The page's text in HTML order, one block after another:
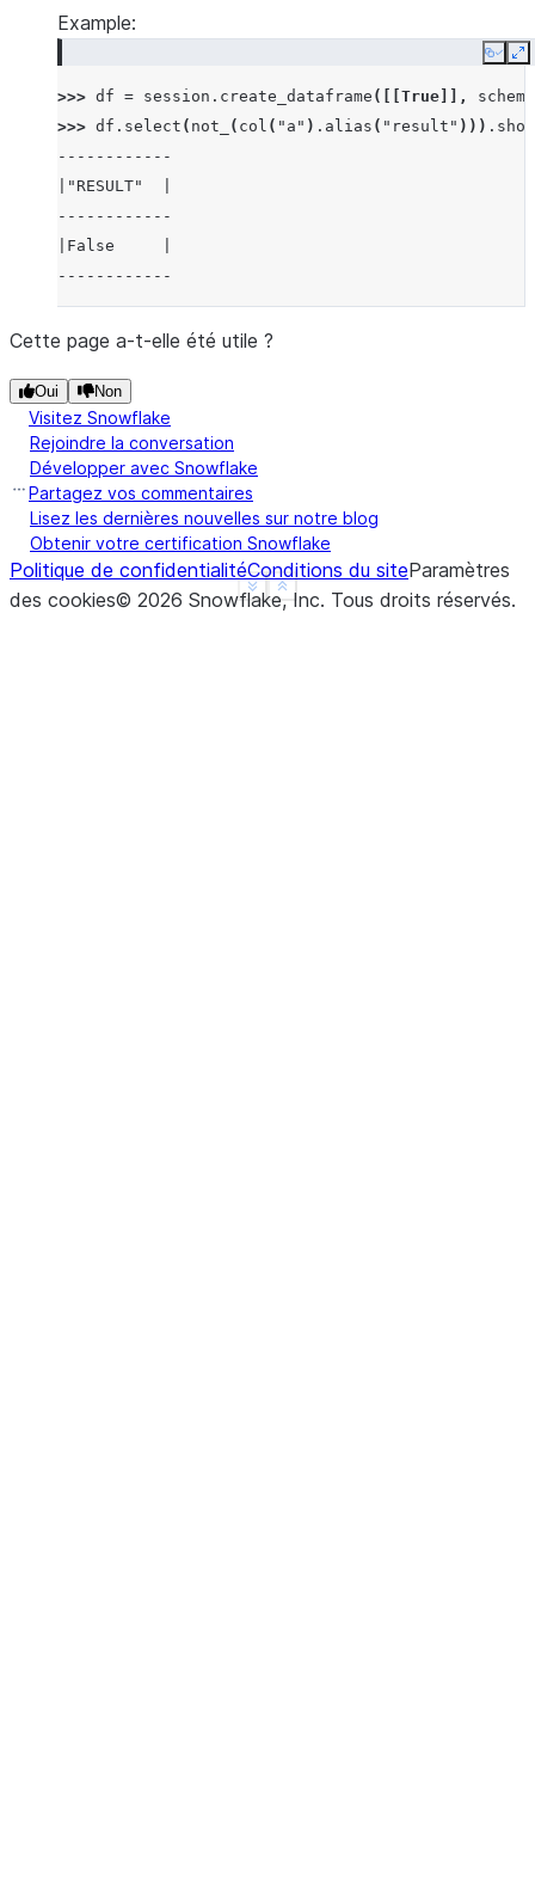
Example:
Copy
>>> df = session . create_dataframe ([[ True ]],
schema
>>> df . select ( not_ ( col ( "a" ) . alias ( "result" ))) . show
------------
|"RESULT"  |
------------
|False     |
------------
Show less
See more
Cette page a-t-elle été utile ?
Oui Non
Visitez Snowflake
Rejoindre la conversation
Développer avec Snowflake
Partagez vos commentaires
Lisez les dernières nouvelles sur notre blog
Obtenir votre certification Snowflake
Politique de confidentialitéConditions du siteParamètres
des cookies© 2026 Snowflake, Inc. Tous droits réservés.